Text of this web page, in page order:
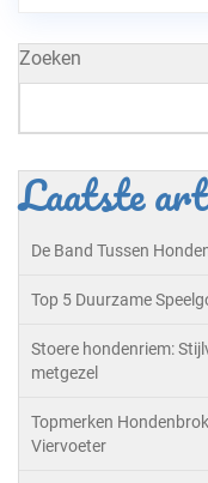
Zoeken
Laatste
De Band Tussen
Top 5 Duurzame
Stoere hondenriem:
metgezel
Topmerken
Viervoeter